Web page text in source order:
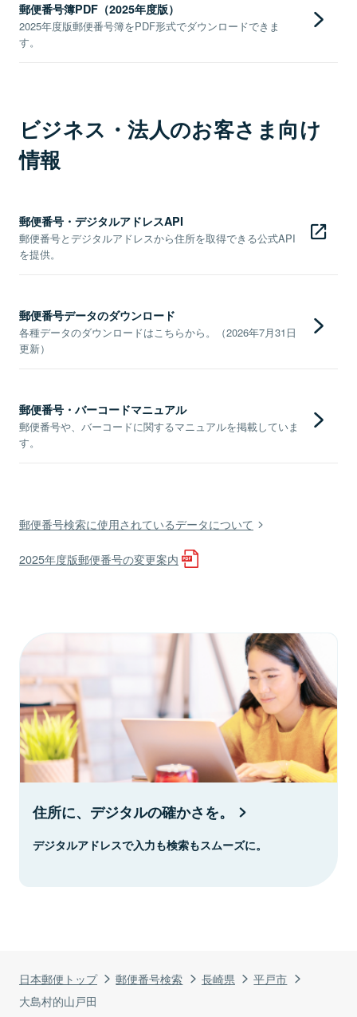
日本郵便トップ 郵便番号検索 長崎県
平戸市
大島村的山戸田
郵便番号簿PDF（2025年度版）
2025年度版郵便番号簿をPDF形式でダウンロードできま
す。
ビジネス・法人のお客さま向け
情報
郵便番号・デジタルアドレスAPI
郵便番号とデジタルアドレスから住所を取得できる公式API
を提供。
郵便番号データのダウンロード
各種データのダウンロードはこちらから。（2026年7月31日
更新）
郵便番号・バーコードマニュアル
郵便番号や、バーコードに関するマニュアルを掲載していま
す。
郵便番号検索に使用されているデータについて
2025年度版郵便番号の変更案内
住所に、デジタルの確かさを。
デジタルアドレスで入力も検索もスムーズに。